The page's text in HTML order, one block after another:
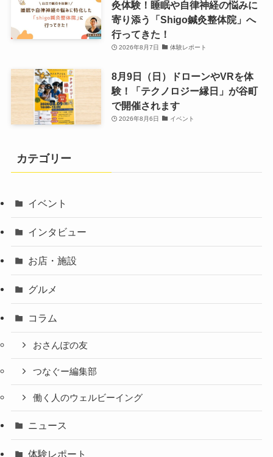
灸体験！睡眠や自律神経の悩みに
寄り添う「Shigo鍼灸整体院」へ
行ってきた！
2026年8月7日 体験レポート
8月9日（日）ドローンやVRを体
験！「テクノロジー縁日」が谷町
で開催されます
2026年8月6日 イベント
カテゴリー
イベント
インタビュー
お店・施設
グルメ
コラム
おさんぽの友
つなぐー編集部
働く人のウェルビーイング
ニュース
体験レポート